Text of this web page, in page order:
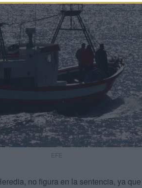
EFE
no figura en la sentencia, ya